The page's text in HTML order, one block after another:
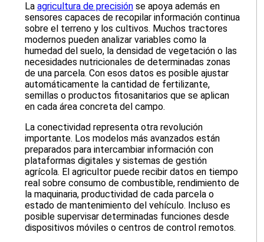
La agricultura de precisiónse apoya además en
sensores capaces de recopilar información continua
sobre el terreno y los cultivos. Muchos tractores
modernos pueden analizar variables como la
humedad del suelo, la densidad de vegetación o las
necesidades nutricionales de determinadas zonas
de una parcela. Con esos datos es posible ajustar
automáticamente la cantidad de fertilizante,
semillas o productos fitosanitarios que se aplican
en cada área concreta del campo.
La conectividad representa otra revolución
importante. Los modelos más avanzados están
preparados para intercambiar información con
plataformas digitales y sistemas de gestión
agrícola. El agricultor puede recibir datos en tiempo
real sobre consumo de combustible, rendimiento de
la maquinaria, productividad de cada parcela o
estado de mantenimiento del vehículo. Incluso es
posible supervisar determinadas funciones desde
dispositivos móviles o centros de control remotos.